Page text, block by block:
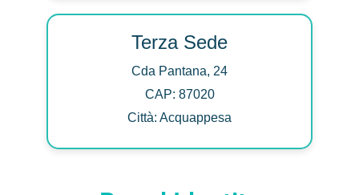
Terza Sede
Cda Pantana, 24
CAP: 87020
Città: Acquappesa